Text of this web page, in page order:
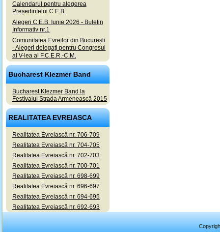
Calendarul pentru alegerea
Președintelui C.E.B.
Alegeri C.E.B. Iunie 2026 - Buletin
Informativ nr.1
Comunitatea Evreilor din București
- Alegeri delegați pentru Congresul
al V-lea al F.C.E.R.-C.M.
Bucharest Klezmer Band
Bucharest Klezmer Band la
Festivalul Strada Armenească 2015
REALITATEA EVREIASCA
Realitatea Evreiască nr. 706-709
Realitatea Evreiască nr. 704-705
Realitatea Evreiască nr. 702-703
Realitatea Evreiască nr. 700-701
Realitatea Evreiască nr. 698-699
Realitatea Evreiască nr. 696-697
Realitatea Evreiască nr. 694-695
Realitatea Evreiască nr. 692-693